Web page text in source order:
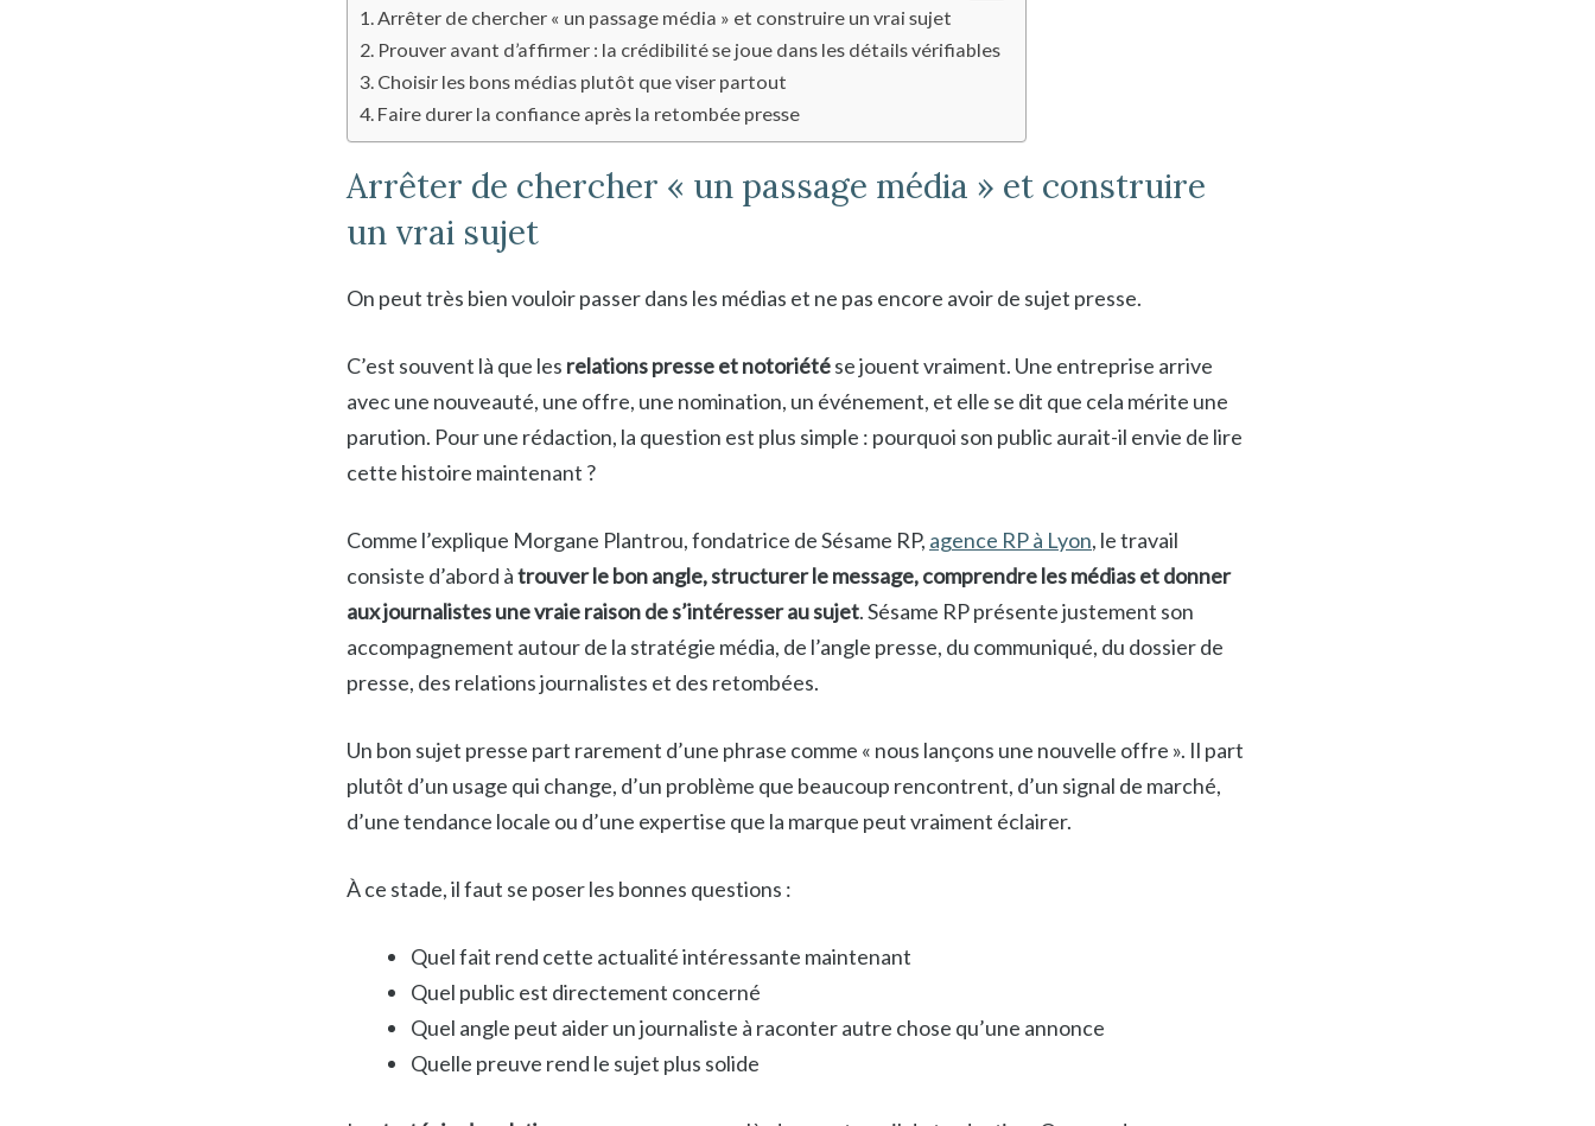
Arrêter de chercher « un passage média » et construire un vrai sujet
Prouver avant d’affirmer : la crédibilité se joue dans les détails vérifiables
Choisir les bons médias plutôt que viser partout
Faire durer la confiance après la retombée presse
Arrêter de chercher « un passage média » et construire
un vrai sujet
On peut très bien vouloir passer dans les médias et ne pas encore avoir de sujet presse.
C’est souvent là que les relations presse et notoriétése jouent vraiment. Une entreprise arrive
avec une nouveauté, une offre, une nomination, un événement, et elle se dit que cela mérite une
parution. Pour une rédaction, la question est plus simple : pourquoi son public aurait-il envie de lire
cette histoire maintenant ?
Comme l’explique Morgane Plantrou, fondatrice de Sésame RP, agence RP à Lyon, le travail
consiste d’abord àtrouver le bon angle, structurer le message, comprendre les médias et donner
aux journalistes une vraie raison de s’intéresser au sujet. Sésame RP présente justement son
accompagnement autour de la stratégie média, de l’angle presse, du communiqué, du dossier de
presse, des relations journalistes et des retombées.
Un bon sujet presse part rarement d’une phrase comme « nous lançons une nouvelle offre ». Il part
plutôt d’un usage qui change, d’un problème que beaucoup rencontrent, d’un signal de marché,
d’une tendance locale ou d’une expertise que la marque peut vraiment éclairer.
À ce stade, il faut se poser les bonnes questions :
Quel fait rend cette actualité intéressante maintenant
Quel public est directement concerné
Quel angle peut aider un journaliste à raconter autre chose qu’une annonce
Quelle preuve rend le sujet plus solide